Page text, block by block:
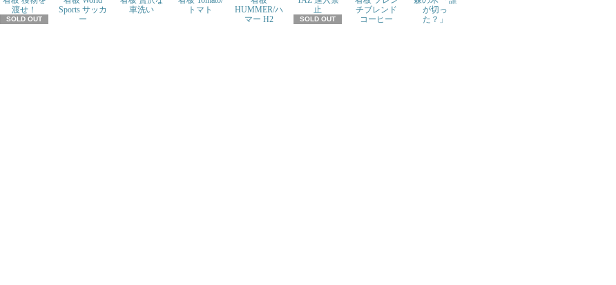
渡せ！
SOLD OUT
Sports サッカ
ー
車洗い
トマト
HUMMER/ハ
マー H2
止
SOLD OUT
チブレンド
コーヒー
が切っ
た？」